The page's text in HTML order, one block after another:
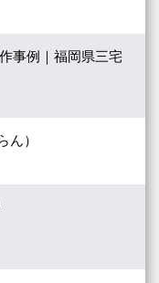
事例｜福岡県三宅
ん）